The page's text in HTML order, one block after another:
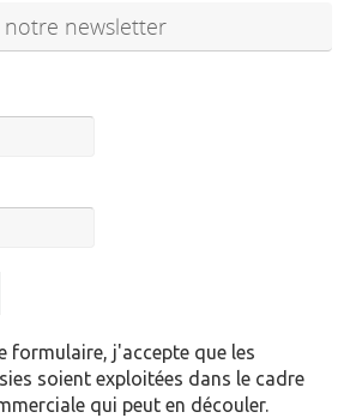
notre newsletter
formulaire, j'accepte que les
soient exploitées dans le cadre
qui peut en découler.